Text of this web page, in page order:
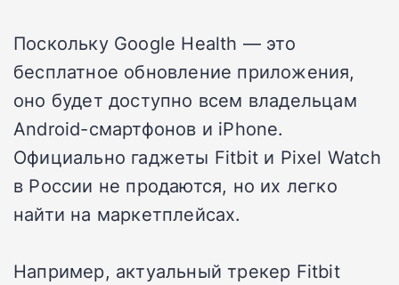
Поскольку Google Health — это
бесплатное обновление приложения,
оно будет доступно всем владельцам
Android-смартфонов и iPhone.
Официально гаджеты Fitbit и Pixel Watch
в России не продаются, но их легко
найти на маркетплейсах.
Например, актуальный трекер Fitbit